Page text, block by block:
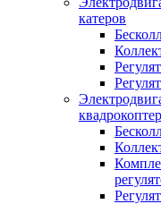
катеров